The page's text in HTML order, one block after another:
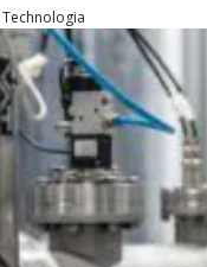
Technologia